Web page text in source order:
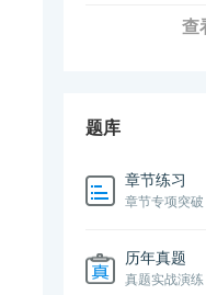
查
题库
章节练习
章节专项突破
历年真题
真题实战演练